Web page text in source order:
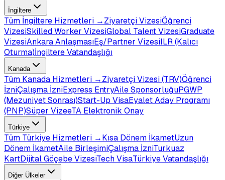
İngiltere
Tüm İngiltere Hizmetleri →Ziyaretçi VizesiÖğrenci
VizesiSkilled Worker VizesiGlobal Talent VizesiGraduate
VizesiAnkara AnlaşmasıEş/Partner VizesiILR (Kalıcı
Oturma)İngiltere Vatandaşlığı
Kanada
Tüm Kanada Hizmetleri →Ziyaretçi Vizesi (TRV)Öğrenci
İzniÇalışma İzniExpress EntryAile SponsorluğuPGWP
(Mezuniyet Sonrası)Start-Up VisaEyalet Aday Programı
(PNP)Süper VizeeTA Elektronik Onay
Türkiye
Tüm Türkiye Hizmetleri →Kısa Dönem İkametUzun
Dönem İkametAile BirleşimiÇalışma İzniTurkuaz
KartDijital Göçebe VizesiTech VisaTürkiye Vatandaşlığı
Diğer Ülkeler